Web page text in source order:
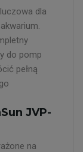
dla
do pomp
pełną
JVP-
na